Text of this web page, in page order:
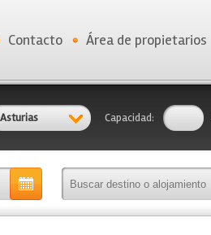
Contacto Área de propietarios
Asturias Capacidad: